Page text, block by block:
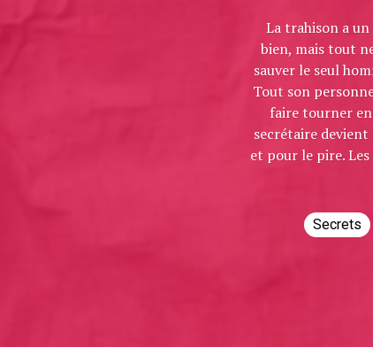
La trahison a
bien, mais tout
sauver le seul
Tout son
faire tourner
secrétaire
et pour le pire.
Secrets